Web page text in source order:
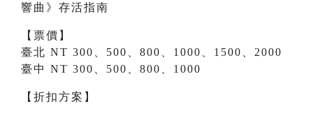
響曲 》存活指南
【票價】
臺北 NT 300、500、800、1000、1500、2000
臺中 NT 300、500、800、1000
【折扣方案】